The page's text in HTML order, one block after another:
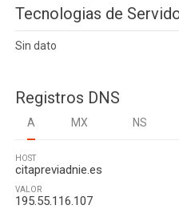
Tecnologias de
Sin dato
Registros DNS
A MX NS
HOST
citapreviadnie.es
VALOR
195.55.116.107